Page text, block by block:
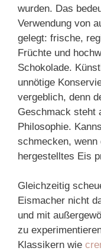
wurden. Das
Verwendung von
gelegt: frische,
Früchte und
Schokolade.
unnötige
vergeblich, denn
Geschmack steht
Philosophie.
schmecken,
hergestelltes Eis
Gleichzeitig
Eismacher nicht
und mit
zu
Klassikern wie